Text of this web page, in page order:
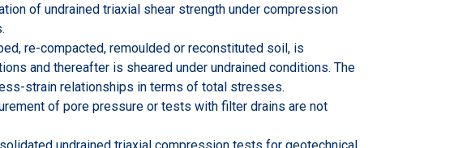
of undrained triaxial shear strength under compression
re-compacted, remoulded or reconstituted soil, is
and thereafter is sheared under undrained conditions. The
strain relationships in terms of total stresses.
of pore pressure or tests with filter drains are not